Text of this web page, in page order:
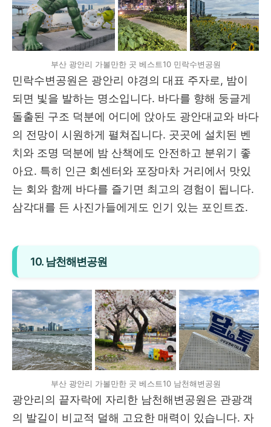
부산 광안리 가볼만한 곳 베스트10 민락수변공원
민락수변공원은 광안리 야경의 대표 주자로, 밤이
되면 빛을 발하는 명소입니다. 바다를 향해 둥글게
돌출된 구조 덕분에 어디에 앉아도 광안대교와 바다
의 전망이 시원하게 펼쳐집니다. 곳곳에 설치된 벤
치와 조명 덕분에 밤 산책에도 안전하고 분위기 좋
아요. 특히 인근 회센터와 포장마차 거리에서 맛있
는 회와 함께 바다를 즐기면 최고의 경험이 됩니다.
삼각대를 든 사진가들에게도 인기 있는 포인트죠.
10. 남천해변공원
부산 광안리 가볼만한 곳 베스트10 남천해변공원
광안리의 끝자락에 자리한 남천해변공원은 관광객
의 발길이 비교적 덜해 고요한 매력이 있습니다. 자